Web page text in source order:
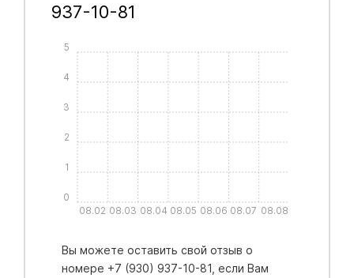
937-10-81
08.02 08.03 08.04 08.05 08.06 08.07 08.08
0
1
2
3
4
5
Вы можете оставить свой отзыв о
номере +7 (930) 937-10-81, если Вам